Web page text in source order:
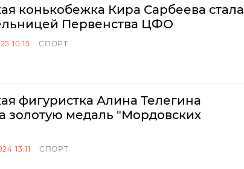
конькобежка Кира Сарбеева стала
Первенства ЦФО
10:15 СПОРТ
фигуристка Алина Телегина
золотую медаль "Мордовских
13:11 СПОРТ